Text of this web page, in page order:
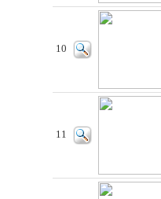
10
11